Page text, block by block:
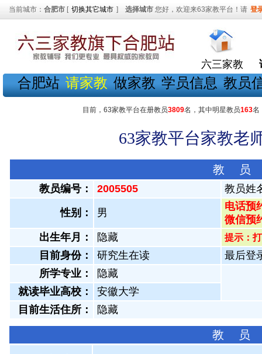
当前城市： 合肥市 [ 切换其它城市 ] 选择城市 您好，欢迎来63家教平台！请 登
六三家教
合肥站 请家教 做家教 学员信息 教员
目前，63家教平台在册教员3809名，其中明星教员163名
63家教平台家教老
教 员
教员编号： 2005505 教员姓
性别： 男
电话预
微信预
出生年月：
隐藏 提示：
目前身份： 研究生在读
最后登
所学专业：
隐藏
就读毕业高校：
安徽大学
目前生活住所：
隐藏
教 员